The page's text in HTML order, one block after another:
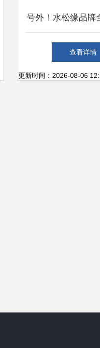
号外！水松缘品牌
正式上线 文化册
与健身器材指南
查看详情
更新时间：2026-08-06